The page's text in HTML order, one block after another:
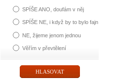
SPÍŠE ANO, doufám v něj
SPÍŠE NE, i když by to bylo fajn
NE, žijeme jenom jednou
Věřím v převtělení